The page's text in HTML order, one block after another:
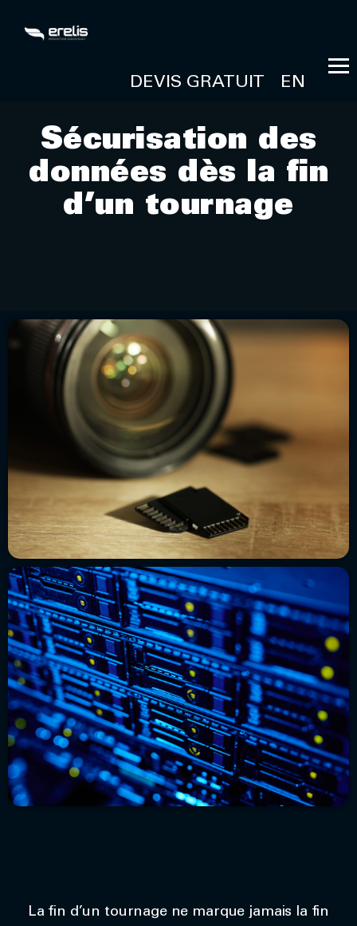
DEVIS GRATUIT EN
Sécurisation des
données dès la fin
d’un tournage
La fin d’un tournage ne marque jamais la fin